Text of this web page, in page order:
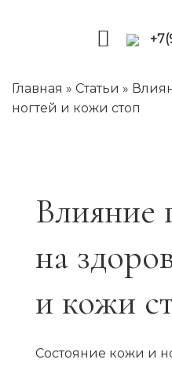
Главная » Статьи »
ногтей и кожи стоп
Влияние
на
и кожи
Состояние кожи и